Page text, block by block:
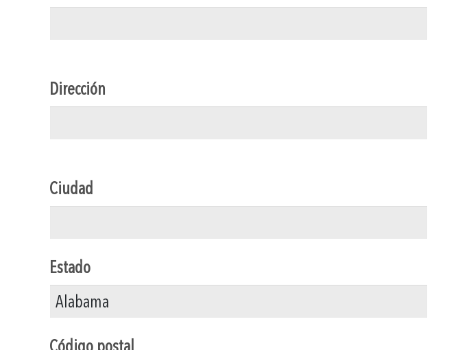
Dirección
Ciudad
Estado
Código postal